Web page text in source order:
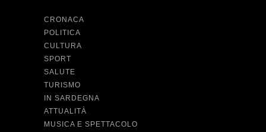
CRONACA
POLITICA
CULTURA
SPORT
SALUTE
TURISMO
IN SARDEGNA
ATTUALITÀ
MUSICA E SPETTACOLO